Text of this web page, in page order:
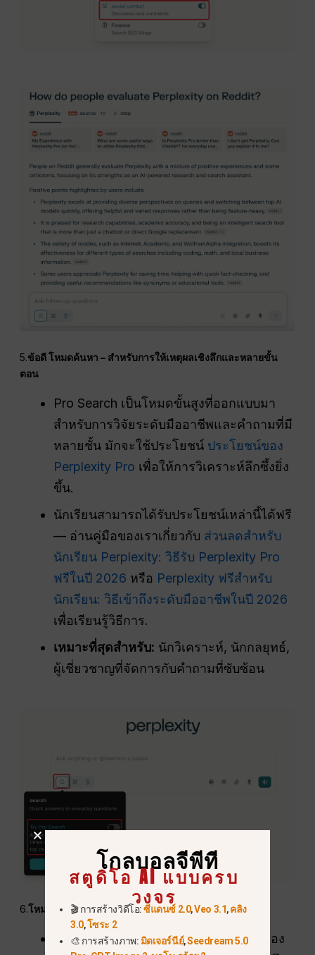
5.ข้อดีโหมดค้นหา – สำหรับการให้เหตุผลเชิงลึกและหลายขั้น
ตอน
Pro Search เป็นโหมดขั้นสูงที่ออกแบบมา
สำหรับการวิจัยระดับมืออาชีพและคำถามที่มี
หลายชั้น มักจะใช้ประโยชน์ ประโยชน์ของ
Perplexity Pro เพื่อให้การวิเคราะห์ลึกซึ้งยิ่ง
ขึ้น.
นักเรียนสามารถได้รับประโยชน์เหล่านี้ได้ฟรี
— อ่านคู่มือของเราเกี่ยวกับ ส่วนลดสำหรับ
นักเรียน Perplexity: วิธีรับ Perplexity Pro
ฟรีในปี 2026 หรือ Perplexity ฟรีสำหรับ
นักเรียน: วิธีเข้าถึงระดับมืออาชีพในปี 2026
เพื่อเรียนรู้วิธีการ.
เหมาะที่สุดสำหรับ: นักวิเคราะห์, นักกลยุทธ์,
ผู้เชี่ยวชาญที่จัดการกับคำถามที่ซับซ้อน
6.โหมดแล็บ – ฟีเจอร์ทดลองและเบต้า
โหมดแล็บคือที่ที่ Perplexity ทดสอบเครื่อง
โกลบอลจีพีที
สตูดิโอ AI แบบครบ
วงจร
🎬 การสร้างวิดีโอ:ซีแดนซ์ 2.0,Veo 3.1,คลิง
3.0,โซระ 2
🎨 การสร้างภาพ: มิดเจอร์นีย์,Seedream 5.0